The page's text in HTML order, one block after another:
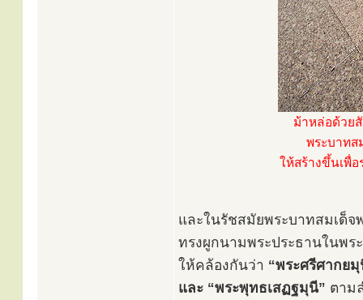
ม้าหล่อด้วย
พระบาทส
ให้สร้างขึ้นเพื่
และในรัชสมัยพระบาทสมเด็จ
ทรงผูกนามพระประธานในพร
ให้คล้องกันว่า “พระศรีศากย
และ “พระพุทธเสฏฐมุนี” ตาม